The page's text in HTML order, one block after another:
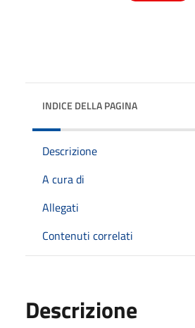
INDICE DELLA PAGINA
Descrizione
A cura di
Allegati
Contenuti correlati
Descrizione